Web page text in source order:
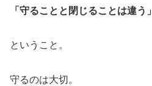
「守ることと閉じることは違う」
ということ。
守るのは大切。